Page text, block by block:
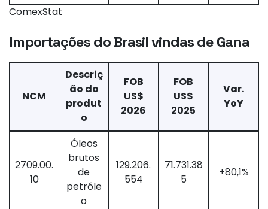
ComexStat
Importações do Brasil vindas de Gana
NCM
Descriç
ão do
produt
o
FOB
US$
2026
FOB
US$
2025
Var.
YoY
2709.00.
10
Óleos
brutos
de
petróle
o
129.206.
554
71.731.38
5
+80,1%